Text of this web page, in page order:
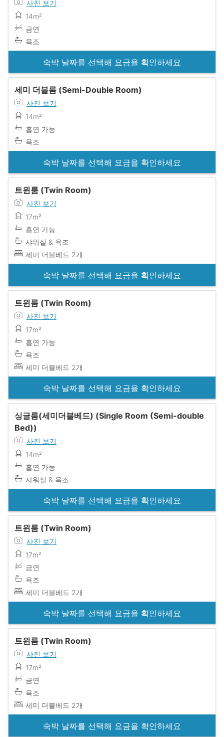
사진 보기
14m²
금연
욕조
숙박 날짜를 선택해 요금을 확인하세요
세미 더블룸 (Semi-Double Room)
사진 보기
14m²
흡연 가능
욕조
숙박 날짜를 선택해 요금을 확인하세요
트윈룸 (Twin Room)
사진 보기
17m²
흡연 가능
샤워실 & 욕조
세미 더블베드 2개
숙박 날짜를 선택해 요금을 확인하세요
트윈룸 (Twin Room)
사진 보기
17m²
흡연 가능
욕조
세미 더블베드 2개
숙박 날짜를 선택해 요금을 확인하세요
싱글룸(세미더블베드) (Single Room (Semi-double
Bed))
사진 보기
14m²
흡연 가능
샤워실 & 욕조
숙박 날짜를 선택해 요금을 확인하세요
트윈룸 (Twin Room)
사진 보기
17m²
금연
욕조
세미 더블베드 2개
숙박 날짜를 선택해 요금을 확인하세요
트윈룸 (Twin Room)
사진 보기
17m²
금연
욕조
세미 더블베드 2개
숙박 날짜를 선택해 요금을 확인하세요